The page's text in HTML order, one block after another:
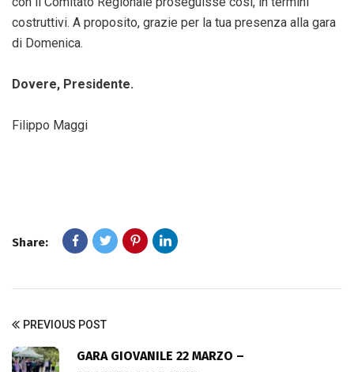
costruttivi. A proposito, grazie per la tua presenza alla gara
di Domenica.
Dovere, Presidente.
Filippo Maggi
Share:
PREVIOUS POST
GARA GIOVANILE 22 MARZO –